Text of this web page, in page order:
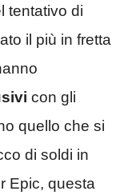
tentativo di
il più in fretta
con gli
quello che si
di soldi in
Epic, questa